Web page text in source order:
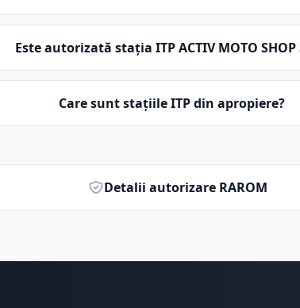
Este autorizată stația ITP ACTIV MOTO SHOP
Care sunt stațiile ITP din apropiere?
Detalii autorizare RAROM